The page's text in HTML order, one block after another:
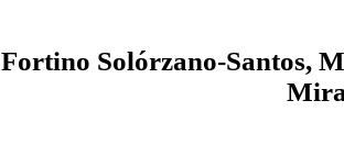
Fortino Solórzano-Santos,